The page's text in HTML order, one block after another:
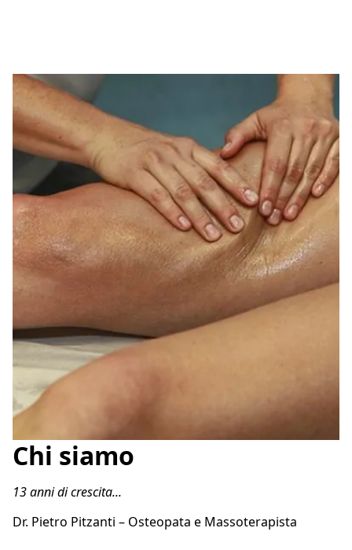
Chi siamo
13 anni di crescita...
Dr. Pietro Pitzanti – Osteopata e Massoterapista